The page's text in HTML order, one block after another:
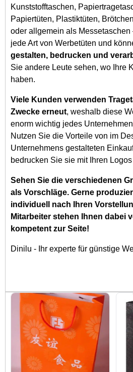
Kunststofftaschen,
Papiertüten, Plastiktüten,
oder allgemein als
jede Art von Werbetüten und
gestalten, bedrucken und
Sie andere Leute sehen, wo Ihre
haben.
Viele Kunden verwenden
Zwecke erneut, weshalb diese
enorm wichtig jedes
Nutzen Sie die Vorteile von im
Unternehmens gestalteten
bedrucken Sie sie mit Ihren
Sehen Sie die verschiedenen
als Vorschläge. Gerne
individuell nach Ihren
Mitarbeiter stehen Ihnen dabei
kompetent zur Seite!
Dinilu - Ihr experte für günstige